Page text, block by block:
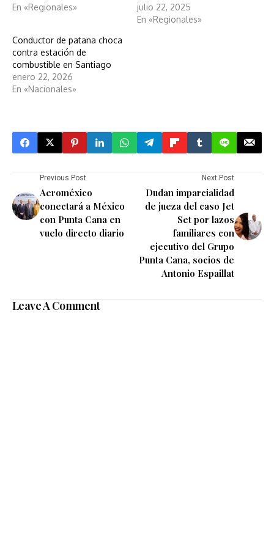
En «Regionales»
julio 22, 2025
En «Regionales»
Conductor de patana choca
contra estación de
combustible en Santiago
enero 22, 2026
En «Nacionales»
Previous Post
Aeroméxico
conectará a México
con Punta Cana en
vuelo directo diario
Next Post
Dudan imparcialidad
de jueza del caso Jet
Set por lazos
familiares con
ejecutivo del Grupo
Punta Cana, socios de
Antonio Espaillat
Leave A Comment